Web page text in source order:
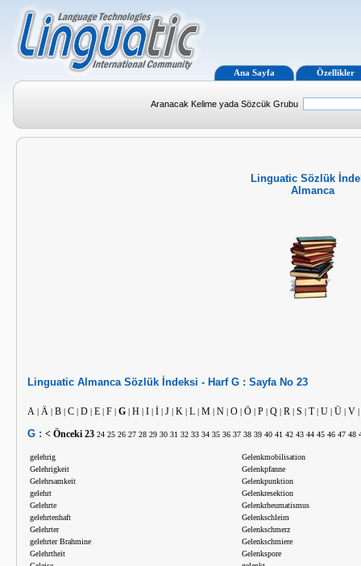
Ana Sayfa Özellikler
Aranacak Kelime yada Sözcük Grubu
Linguatic Sözlük
Almanca
Linguatic Almanca Sözlük İndeksi - Harf G : Sayfa No 23
A | Ä | B | C | D | E | F | G | H | I | İ | J | K | L | M | N | O | Ö | P | Q | R | S | T| U | Ü | V |
G : < Önceki 23 24 25 26 27 28 29 30 31 32 33 34 35 36 37 38 39 40 41 42 43 44 45 46 47 48
gelehrig
Gelehrigkeit
Gelehrsamkeit
gelehrt
Gelehrte
gelehrtenhaft
Gelehrter
gelehrter Brahmine
Gelehrtheit
Gelenkmobilisation
Gelenkpfanne
Gelenkpunktion
Gelenkresektion
Gelenkrheumatismus
Gelenkschleim
Gelenkschmerz
Gelenkschmiere
Gelenkspore